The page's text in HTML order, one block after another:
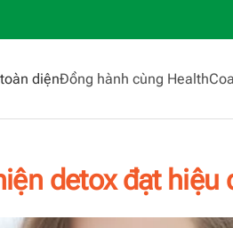
diệnĐồng hành cùng
detox đạt hiệu